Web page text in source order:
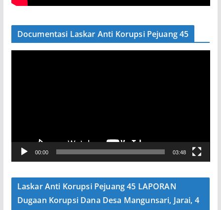
Documentasi Laskar Anti Korupsi Pejuang 45
V
e
00:00 03:48
Laskar Anti Korupsi Pejuang 45 LAPORAN
Dugaan Korupsi Dana Desa Mangunsari, Jarai, 4